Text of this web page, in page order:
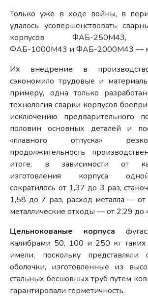
Только уже в ходе войны, в
удалось усовершенствовать
корпусов ФАБ-250М43,
ФАБ-1000М43 и ФАБ-2000М43 —
Их внедрение в
сэкономило трудовые и
примеру, одна только
технология сварки корпусов
исключению предварительного
половин основных деталей и
«плавного отпуска»
продолжительность
итоге, в зависимости от
изготовления корпуса
сократилось от 1,37 до 3 раз,
1,58 до 7 раз, расход металла —
металлические отходы — от 2,29 до
Цельнокованые корпуса
калибрами 50, 100 и 250 кг таких
имели, поскольку
оболочки, изготовленные из
стальных бесшовных труб путем
гарантировали герметичность.